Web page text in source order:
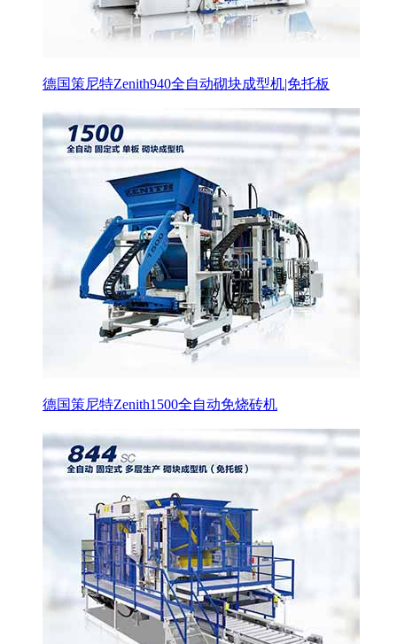
德国策尼特Zenith940全自动砌块成型机|免托板
德国策尼特Zenith1500全自动免烧砖机